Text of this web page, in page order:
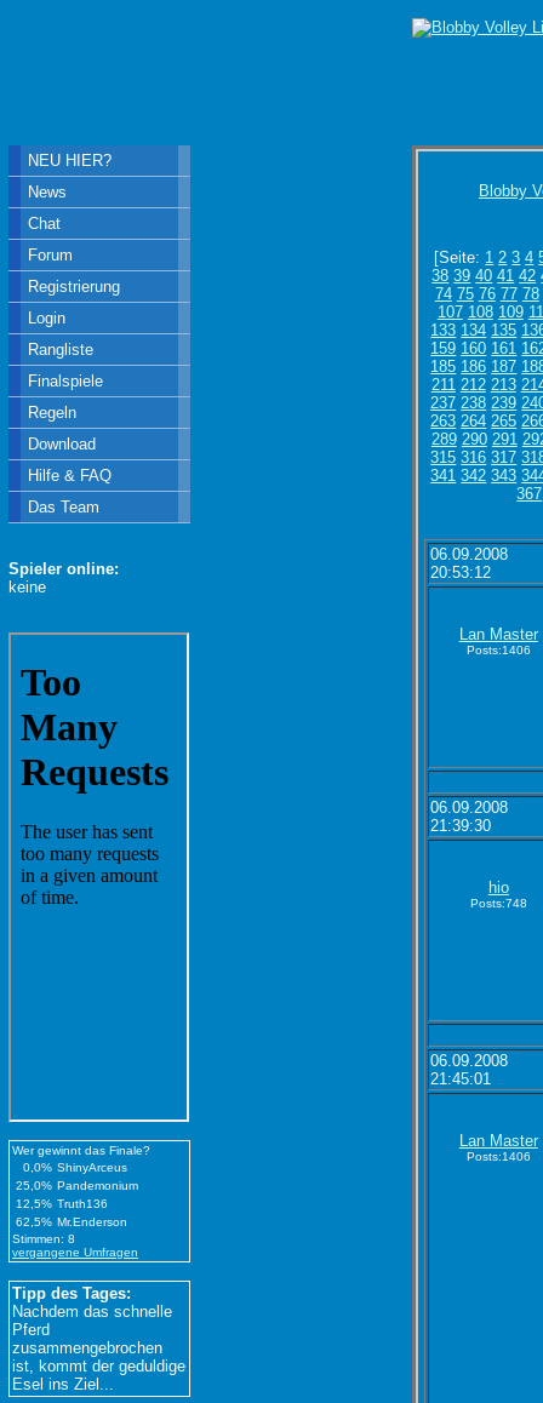
Blobby
[Seite: 1 2 3 4
38 39 40 41 42
74 75 76 77 78
107 108 109
133 134 135
159 160 161
185 186 187
211 212 213
237 238 239
263 264 265
289 290 291
315 316 317
341 342 343
367
06.09.2008
20:53:12
Lan Master
Posts:1406
06.09.2008
21:39:30
hio
Posts:748
06.09.2008
21:45:01
Lan Master
Posts:1406
NEU HIER?
News
Chat
Forum
Registrierung
Login
Rangliste
Finalspiele
Regeln
Download
Hilfe & FAQ
Das Team
Spieler online:
keine
Wer gewinnt das Finale?
0,0% ShinyArceus
25,0% Pandemonium
12,5% Truth136
62,5% Mr.Enderson
Stimmen: 8
vergangene Umfragen
Tipp des Tages:
Nachdem das schnelle
Pferd
zusammengebrochen
ist, kommt der geduldige
Esel ins Ziel...